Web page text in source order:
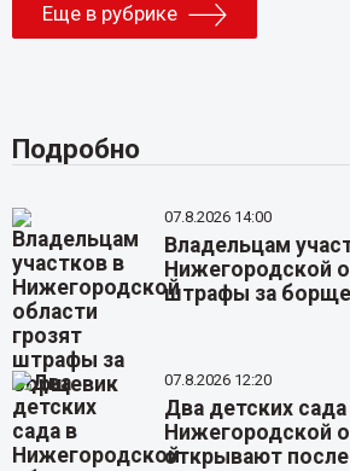
Еще в рубрике
Подробно
07.8.2026 14:00
Владельцам
Нижегородской
штрафы за
07.8.2026 12:20
Два детских сада
Нижегородской
открывают